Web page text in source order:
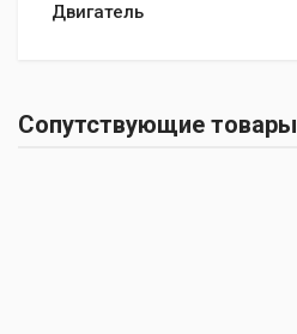
Двигатель
Сопутствующие товары